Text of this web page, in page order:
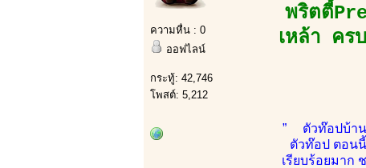
ความหื่น : 0
ออฟไลน์
กระทู้: 42,746
โพสต์: 5,212
พริตตี้
เหล้า คร
” ตัวท๊อปบ้าน
ตัวท๊อป ตอน
เรียบร้อยมาก